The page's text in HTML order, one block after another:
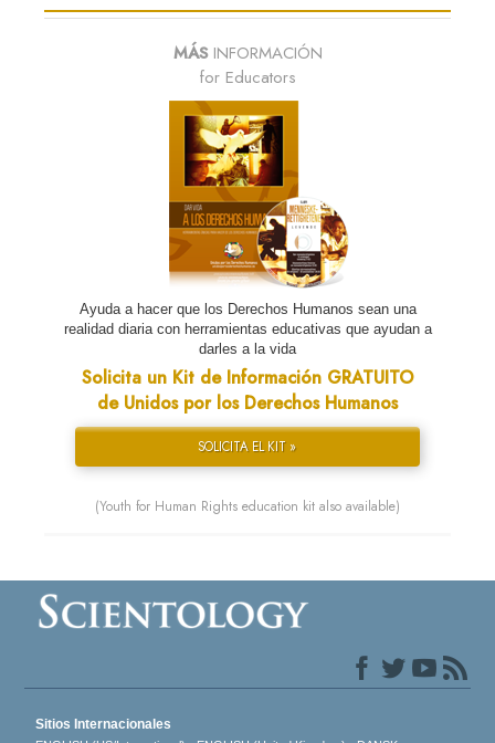
MÁSINFORMACIÓN
for Educators
Ayuda a hacer que los Derechos Humanos sean una
realidad diaria con herramientas educativas que ayudan a
darles a la vida
Solicita un Kit de Información GRATUITO
de Unidos por los Derechos Humanos
SOLICITA EL KIT »
(Youth for Human Rights education kit also available)
Sitios Internacionales